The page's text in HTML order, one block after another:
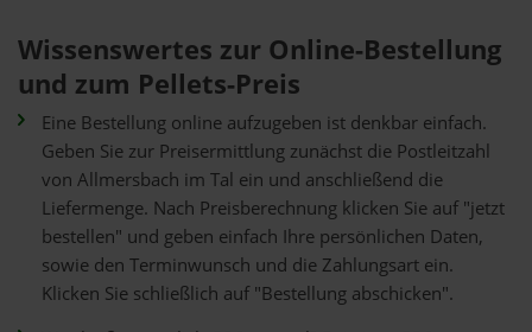
Wissenswertes zur Online-Bestellung
und zum Pellets-Preis
Eine Bestellung online aufzugeben ist denkbar einfach.
Geben Sie zur Preisermittlung zunächst die Postleitzahl
von Allmersbach im Tal ein und anschließend die
Liefermenge. Nach Preisberechnung klicken Sie auf "jetzt
bestellen" und geben einfach Ihre persönlichen Daten,
sowie den Terminwunsch und die Zahlungsart ein.
Klicken Sie schließlich auf "Bestellung abschicken".